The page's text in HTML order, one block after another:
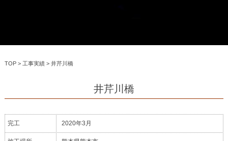
TOP> 工事実績> 井芹川橋
井芹川橋
完工 2020年3月